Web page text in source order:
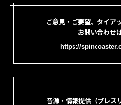
ご意見・ご要望、タイア
お問い合わせ
https://
音源・情報提供（プレス